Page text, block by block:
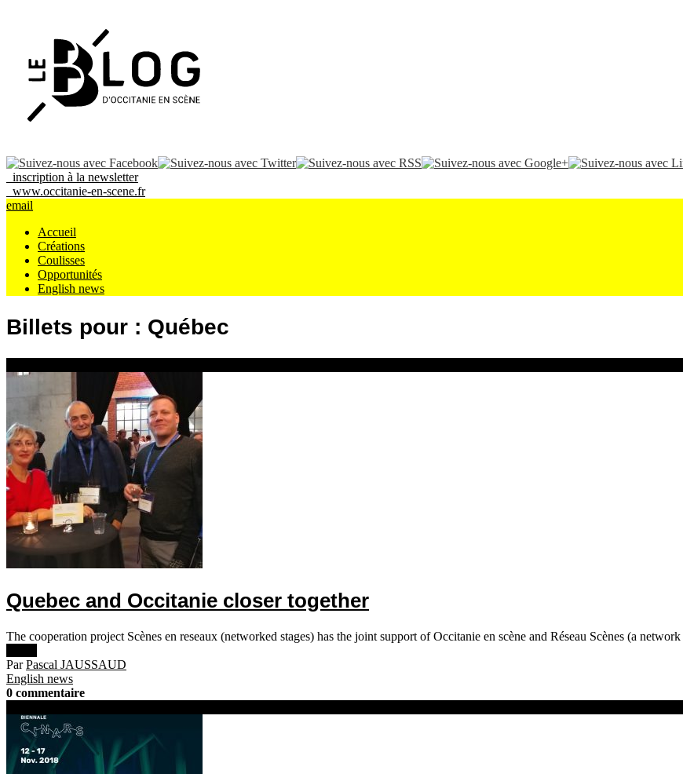
_inscription à la newsletter
_www.occitanie-en-scene.fr
email
Accueil
Créations
Coulisses
Opportunités
English news
Billets pour : Québec
Quebec and Occitanie closer together
The cooperation project Scènes en reseaux (networked stages) has the joint support of Occitanie en scène and Réseau Scènes (a
ParPascal JAUSSAUD
English news
0 commentaire